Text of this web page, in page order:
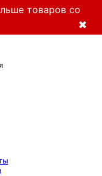
товаров со
✖